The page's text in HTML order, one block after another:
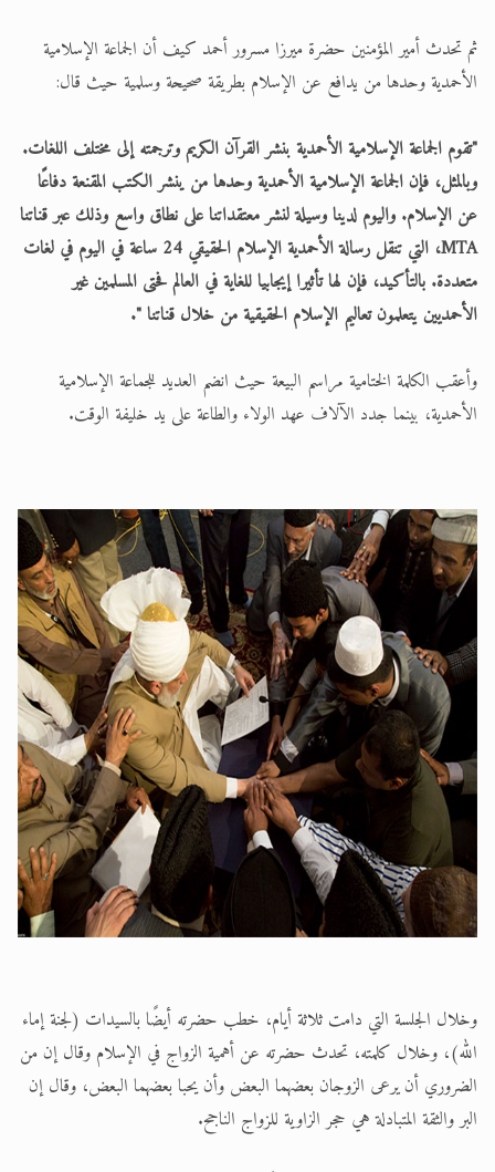
ثم تحدث أمير المؤمنين حضرة ميرزا مسرور أحمد كيف أن الجماعة الإسلامية
الأحمدية وحدها من يدافع عن الإسلام بطريقة صحيحة وسلمية حيث قال:
"تقوم الجماعة الإسلامية الأحمدية بنشر القرآن الكريم وترجمته إلى مختلف اللغات.
وبالمثل، فإن الجماعة الإسلامية الأحمدية وحدها من ينشر الكتب المقنعة دفاعًا
عن الإسلام. واليوم لدينا وسيلة لنشر معتقداتنا على نطاق واسع وذلك عبر قناتنا
MTA، التي تنقل رسالة الأحمدية الإسلام الحقيقي 24 ساعة في اليوم في لغات
متعددة. بالتأكيد، فإن لها تأثيرا إيجابيا للغاية في العالم فحتى المسلمين غير
الأحمديين يتعلمون تعاليم الإسلام الحقيقية من خلال قناتنا ".
وأعقب الكلمة الختامية مراسم البيعة حيث انضم العديد للجماعة الإسلامية
الأحمدية، بينما جدد الآلاف عهد الولاء والطاعة على يد خليفة الوقت.
وخلال الجلسة التي دامت ثلاثة أيام، خطب حضرته أيضًا بالسيدات (لجنة إماء
الله)، وخلال كلمته، تحدث حضرته عن أهمية الزواج في الإسلام وقال إن من
الضروري أن يرعى الزوجان بعضهما البعض وأن يحبا بعضهما البعض، وقال إن
البر والثقة المتبادلة هي حجر الزاوية للزواج الناجح.